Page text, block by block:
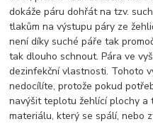
dokáže páru dohřát na tzv.
tlakům na výstupu páry ze
není díky suché páře tak
tak dlouho schnout. Pára ve
dezinfekční vlastnosti. Tohoto
nedocílíte, protože pokud
navýšit teplotu žehlící plochy a
materiálu, který se spálí, nebo